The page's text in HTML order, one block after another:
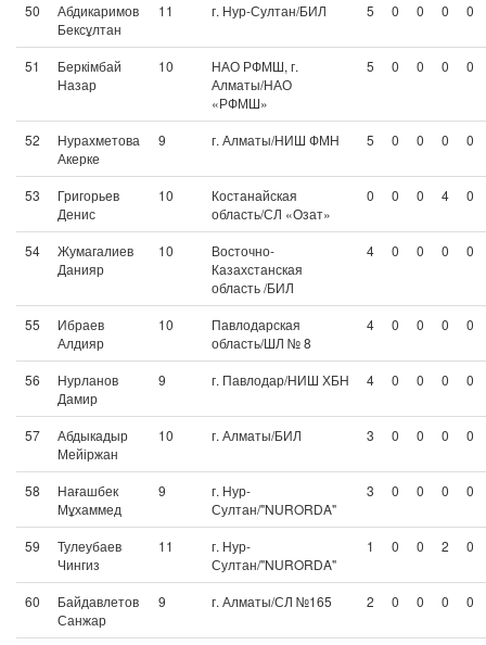
50
Абдикаримов
Бексұлтан
11 г. Нур-Султан/БИЛ 5 0 0 0 0
51
Беркімбай
Назар
10
НАО РФМШ, г.
Алматы/НАО
«РФМШ»
5 0 0 0 0
52
Нурахметова
Акерке
9 г. Алматы/НИШ ФМН 5 0 0 0 0
53
Григорьев
Денис
10
Костанайская
область/СЛ «Озат»
0 0 0 4 0
54
Жумагалиев
Данияр
10
Восточно-
Казахстанская
область /БИЛ
4 0 0 0 0
55
Ибраев
Алдияр
10
Павлодарская
область/ШЛ № 8
4 0 0 0 0
56
Нурланов
Дамир
9 г. Павлодар/НИШ ХБН 4 0 0 0 0
57
Абдыкадыр
Мейіржан
10 г. Алматы/БИЛ 3 0 0 0 0
58
Нағашбек
Мұхаммед
9
г. Нур-
Султан/"NURORDA"
3 0 0 0 0
59
Тулеубаев
Чингиз
11
г. Нур-
Султан/"NURORDA"
1 0 0 2 0
60
Байдавлетов
Санжар
9 г. Алматы/СЛ №165 2 0 0 0 0